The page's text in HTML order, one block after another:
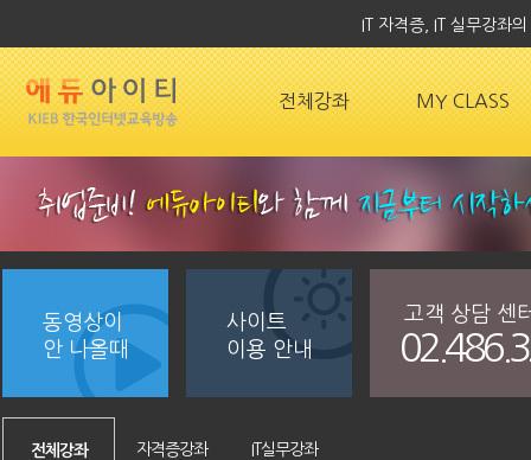
IT 자격증, IT 실무강좌
전체강좌 MY CLASS
동영상이
안 나올때
사이트
이용 안내
고객 상담 센
전체강좌 자격증강좌 IT실무강좌